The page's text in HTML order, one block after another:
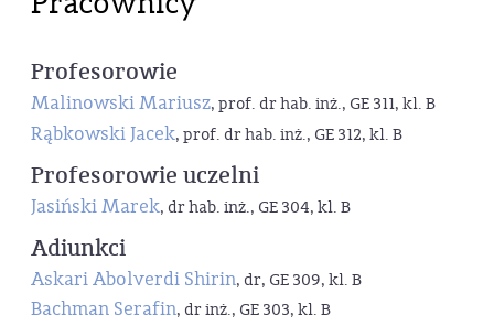
Profesorowie
Malinowski Mariusz, prof. dr hab. inż., GE 311, kl. B
Rąbkowski Jacek, prof. dr hab. inż., GE 312, kl. B
Profesorowie uczelni
Jasiński Marek, dr hab. inż., GE 304, kl. B
Adiunkci
Askari Abolverdi Shirin, dr, GE 309, kl. B
Bachman Serafin, dr inż., GE 303, kl. B